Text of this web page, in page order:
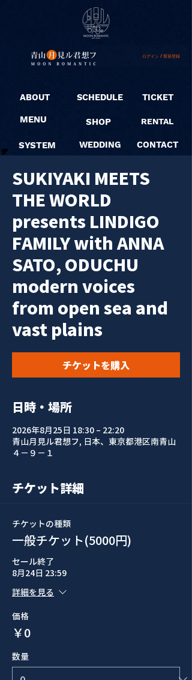
ログイン / 新規登録
ABOUT
MENU
SYSTEM
SCHEDULE
SHOP
WEDDING
TICKET
RENTAL
CONTACT
SUKIYAKI MEETS
THE WORLD
presents LINDIGO
FAMILY with ANNA
SATO, ODUCHU
modern voices
from open sea and
vast plains
チケットを購入
日時・場所
2026年8月25日 18:30 – 22:20
青山月見ル君想フ, 日本、東京都港区南青山
４−９−１
チケット詳細
チケットの種類
一般チケット(5000円)
セール終了
8月24日 23:59
詳細を見る
価格
￥0
数量